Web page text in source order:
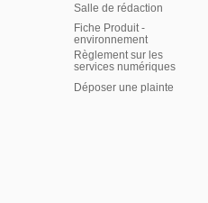
Salle de rédaction
Fiche Produit -
environnement
Règlement sur les
services numériques
Déposer une plainte